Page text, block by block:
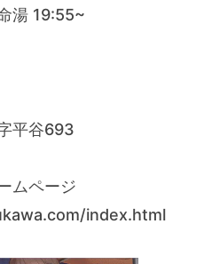
19:55~
平谷693
ムページ
index.html